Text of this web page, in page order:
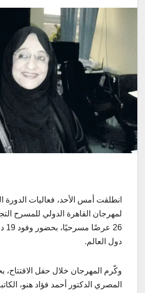
انطلقت أمس الأحد، فعاليات الدورة
لمهرجان القاهرة الدولي للمسرح
26
دول العالم.
وكّرم المهرجان خلال حفل الافتتاح،
المصري الدكتور أحمد فؤاد هنو،